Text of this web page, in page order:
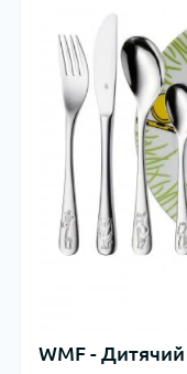
WMF - Дитячий